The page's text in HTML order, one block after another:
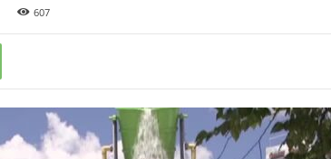
607